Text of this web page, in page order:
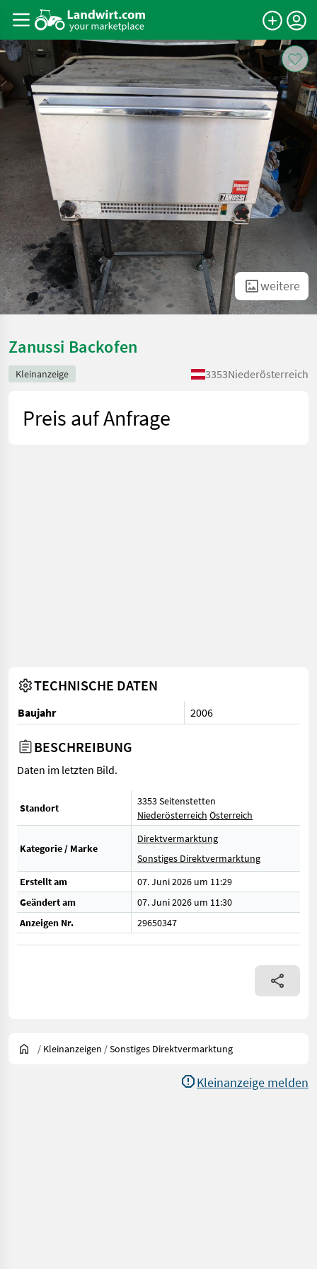
weitere
Zanussi Backofen
Kleinanzeige 3353Niederösterreich
Preis auf Anfrage
TECHNISCHE DATEN
Baujahr 2006
BESCHREIBUNG
Daten im letzten Bild.
Standort
3353 Seitenstetten
Niederösterreich Österreich
Kategorie / Marke
Direktvermarktung
Sonstiges Direktvermarktung
Erstellt am
07. Juni 2026 um 11:29
Geändert am
07. Juni 2026 um 11:30
Anzeigen Nr.
29650347
/ Kleinanzeigen /Sonstiges Direktvermarktung
Kleinanzeige melden